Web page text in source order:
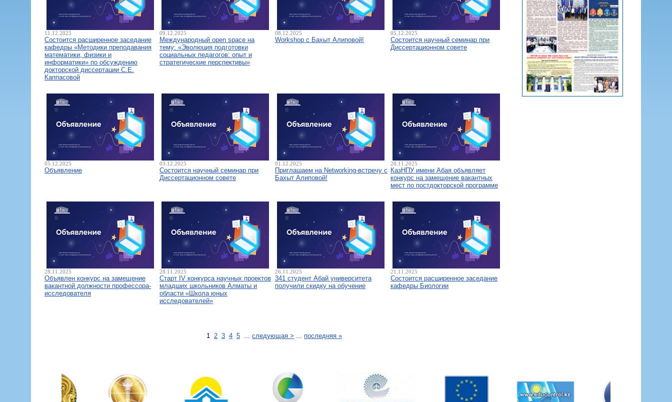
11.12.2025
Состоится расширенное заседание
кафедры «Методики преподавания
математики, физики и
информатики» по обсуждению
докторской диссертации С.Е.
Каппасовой
09.12.2025
Международный open space на
тему: «Эволюция подготовки
социальных педагогов: опыт и
стратегические перспективы»
08.12.2025
Workshop с Бахыт Алиповой!
05.12.2025
Состоится научный семинар при
Диссертационном совете
05.12.2025
Объявление
03.12.2025
Состоится научный семинар при
Диссертационном совете
01.12.2025
Приглашаем на Networking-встречу с
Бахыт Алиповой!
28.11.2025
КазНПУ имени Абая объявляет
конкурс на замещение вакантных
мест по постдокторской программе
28.11.2025
Объявлен конкурс на замещение
вакантной должности профессора-
исследователя
28.11.2025
Старт IV конкурса научных проектов
младших школьников Алматы и
области «Школа юных
исследователей»
26.11.2025
341 студент Абай университета
получили скидку на обучение
21.11.2025
Состоится расширенное заседание
кафедры Биологии
1 2 3 4 5 ... следующая > ... последняя »